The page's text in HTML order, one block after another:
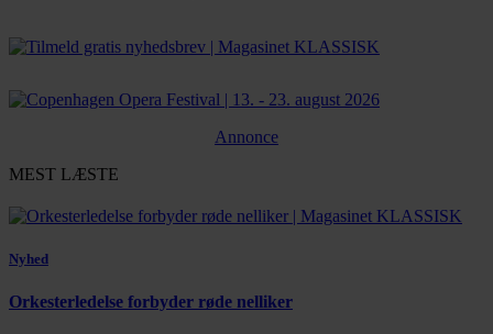
Annonce
MEST LÆSTE
Nyhed
Orkesterledelse forbyder røde nelliker